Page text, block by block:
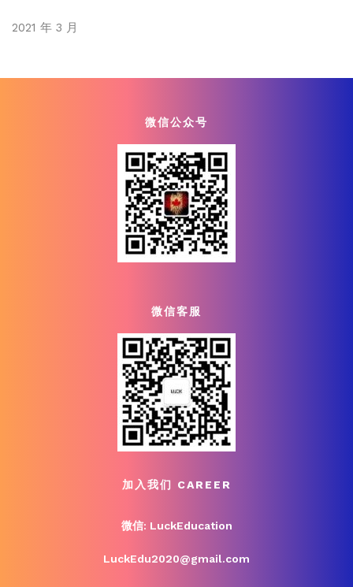
2021 年 3 月
微信公众号
微信客服
加入我们 CAREER
微信: LuckEducation
LuckEdu2020@gmail.com